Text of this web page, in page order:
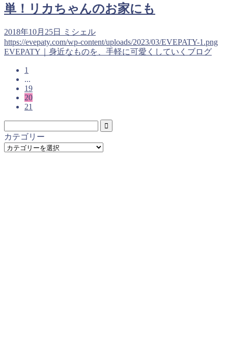
単！リカちゃんのお家にも
2018年10月25日
ミシェル
https://evepaty.com/wp-content/uploads/2023/03/EVEPATY-1.png
EVEPATY｜身近なものを、手軽に可愛くしていくブログ
1
...
19
20
21
カテゴリー
カ